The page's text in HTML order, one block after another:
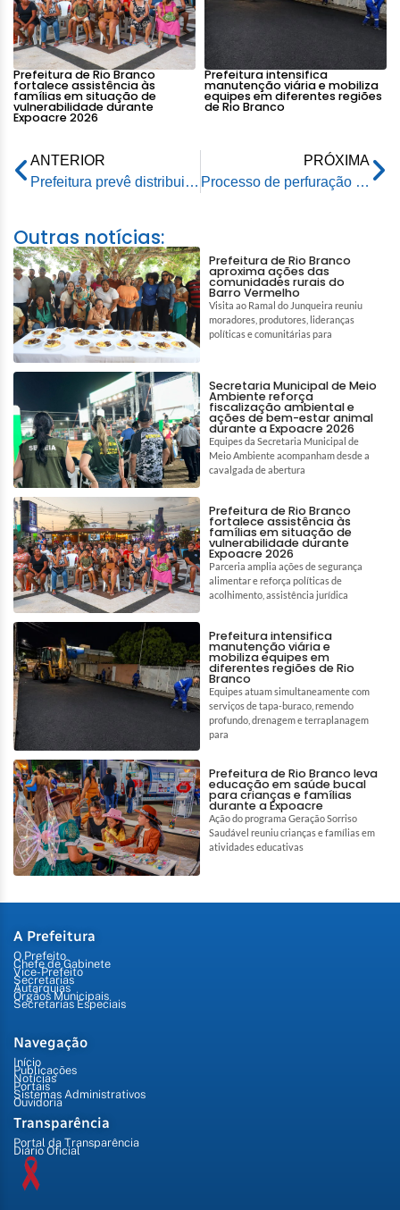
Prefeitura de Rio Branco
fortalece assistência às
famílias em situação de
vulnerabilidade durante
Expoacre 2026
Prefeitura intensifica
manutenção viária e mobiliza
equipes em diferentes regiões
de Rio Branco
ANTERIOR
Prefeitura prevê distribuição de 15 mil kits aos alagados com a Operação Dignidade
PRÓXIMA
Processo de perfuração dos poços de captação de água do Saerb chega na segunda fase de análise
Outras notícias:
Prefeitura de Rio Branco
aproxima ações das
comunidades rurais do
Barro Vermelho
Visita ao Ramal do Junqueira reuniu
moradores, produtores, lideranças
políticas e comunitárias para
Secretaria Municipal de Meio
Ambiente reforça
fiscalização ambiental e
ações de bem-estar animal
durante a Expoacre 2026
Equipes da Secretaria Municipal de
Meio Ambiente acompanham desde a
cavalgada de abertura
Prefeitura de Rio Branco
fortalece assistência às
famílias em situação de
vulnerabilidade durante
Expoacre 2026
Parceria amplia ações de segurança
alimentar e reforça políticas de
acolhimento, assistência jurídica
Prefeitura intensifica
manutenção viária e
mobiliza equipes em
diferentes regiões de Rio
Branco
Equipes atuam simultaneamente com
serviços de tapa-buraco, remendo
profundo, drenagem e terraplanagem
para
Prefeitura de Rio Branco leva
educação em saúde bucal
para crianças e famílias
durante a Expoacre
Ação do programa Geração Sorriso
Saudável reuniu crianças e famílias em
atividades educativas
A Prefeitura
O Prefeito
Chefe de Gabinete
Vice-Prefeito
Secretarias
Autarquias
Órgãos Municipais
Secretarias Especiais
Navegação
Início
Publicações
Notícias
Portais
Sistemas Administrativos
Ouvidoria
Transparência
Portal da Transparência
Diário Oficial